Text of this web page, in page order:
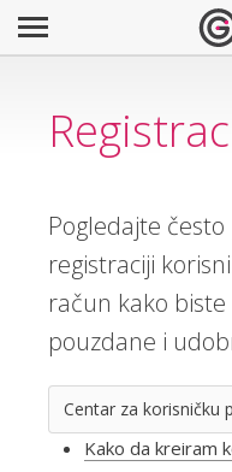
Pogledajte
registraciji
račun kako
pouzdane i
Centar za korisničku
Kako da kreiram